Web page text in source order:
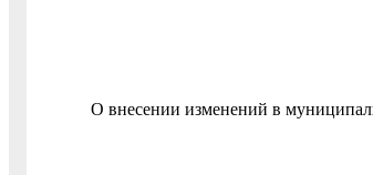
О внесении изменений в